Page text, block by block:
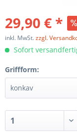
29,90 € *
inkl. MwSt.zzgl.
Sofort
Griffform: